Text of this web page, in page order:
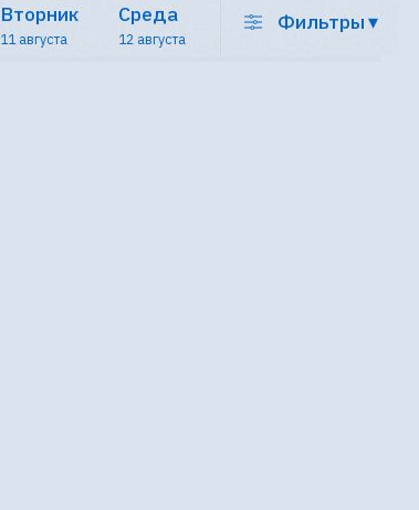
Вторник
11 августа
Среда
12 августа
Фильтры▾